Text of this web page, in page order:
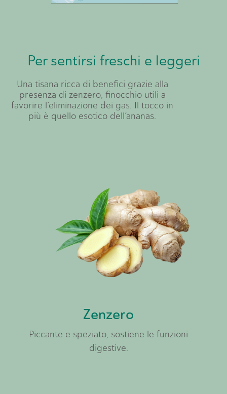
Per sentirsi freschi e leggeri
Una tisana ricca di benefici grazie alla
presenza di zenzero, finocchio utili a
favorire l’eliminazione dei gas. Il tocco in
più è quello esotico dell’ananas.
Zenzero
Piccante e speziato, sostiene le funzioni
digestive.